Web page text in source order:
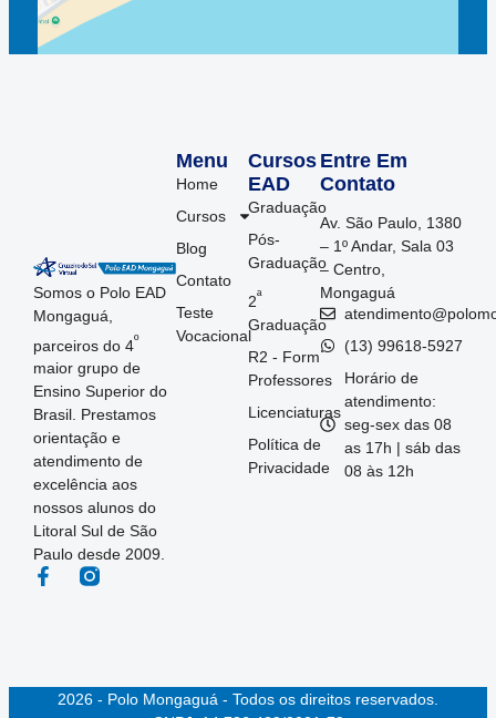
Somos o Polo EAD
Mongaguá,
parceiros do 4º
maior grupo de
Ensino Superior do
Brasil. Prestamos
orientação e
atendimento de
excelência aos
nossos alunos do
Litoral Sul de São
Paulo desde 2009.
Cursos
EAD
Graduação
Pós-
Graduação
2ª
Graduação
R2 - Form
Professores
Licenciaturas
Política de
Privacidade
Menu
Home
Cursos
Blog
Contato
Teste
Vocacional
Entre Em
Contato
Av. São Paulo, 1380
– 1º Andar, Sala 03
– Centro,
Mongaguá
(13) 99618-5927
Horário de
atendimento:
seg-sex das 08
as 17h | sáb das
08 às 12h
2026 - Polo Mongaguá - Todos os direitos reservados.